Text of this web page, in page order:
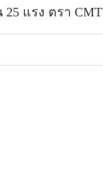
แรง ตรา CMT